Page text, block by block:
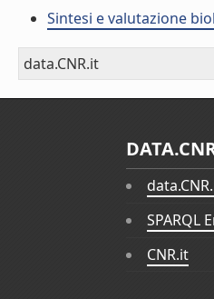
Sintesi e valutazione
data.CNR.it
SPARQL
CNR.it